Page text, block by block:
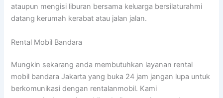
ataupun mengisi liburan bersama keluarga bersilaturahmi
datang kerumah kerabat atau jalan jalan.
Rental Mobil Bandara
Mungkin sekarang anda membutuhkan layanan rental
mobil bandara Jakarta yang buka 24 jam jangan lupa untuk
berkomunikasi dengan rentalanmobil. Kami